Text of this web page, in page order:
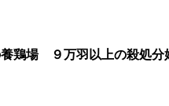
養鶏場 ９万羽以上の殺処